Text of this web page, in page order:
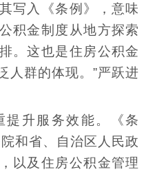
写入《条例》，意味
积金制度从地方探索
。这也是住房公积金
人群的体现。”严跃进
提升服务效能。《条
和省、自治区人民政
以及住房公积金管理